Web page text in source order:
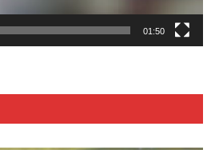
01:50